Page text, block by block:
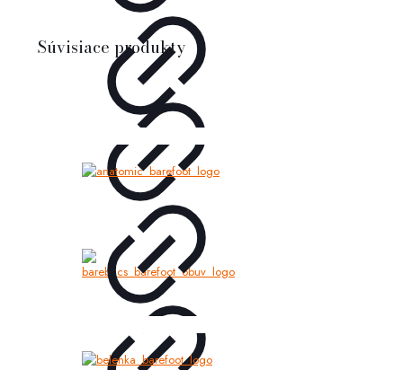
Súvisiace produkty